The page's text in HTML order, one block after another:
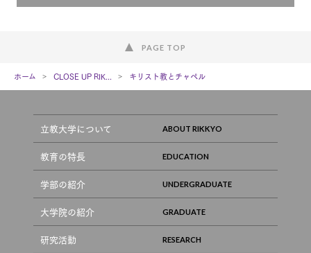
PAGE TOP
ホーム CLOSE UP RIK... キリスト教とチャペル
立教大学について
教育の特長
学部の紹介
大学院の紹介
研究活動